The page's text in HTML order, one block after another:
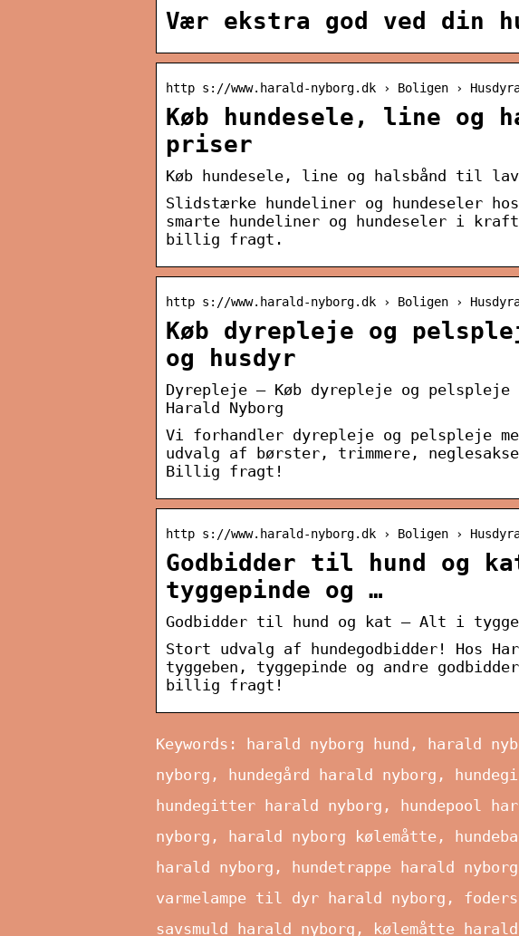
Vær ekstra god ved din
http s://www.harald-nyborg.dk › Boligen ›
Køb hundesele, line og
priser
Køb hundesele, line og halsbånd til
Slidstærke hundeliner og hundeseler
smarte hundeliner og hundeseler i
billig fragt.
http s://www.harald-nyborg.dk › Boligen ›
Køb dyrepleje og
og husdyr
Dyrepleje – Køb dyrepleje og
Harald Nyborg
Vi forhandler dyrepleje og pelspleje
udvalg af børster, trimmere,
Billig fragt!
http s://www.harald-nyborg.dk › Boligen ›
Godbidder til hund og
tyggepinde og …
Godbidder til hund og kat – Alt i
Stort udvalg af hundegodbidder! Hos
tyggeben, tyggepinde og andre
billig fragt!
Keywords: harald nyborg hund, harald
nyborg, hundegård harald nyborg,
hundegitter harald nyborg, hundepool
nyborg, harald nyborg kølemåtte,
harald nyborg, hundetrappe harald
varmelampe til dyr harald nyborg,
savsmuld harald nyborg, kølemåtte